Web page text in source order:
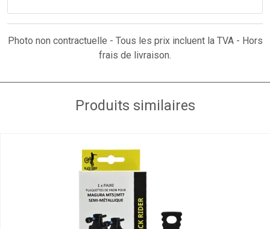
Photo non contractuelle - Tous les prix incluent la TVA - Hors
frais de livraison.
Produits similaires